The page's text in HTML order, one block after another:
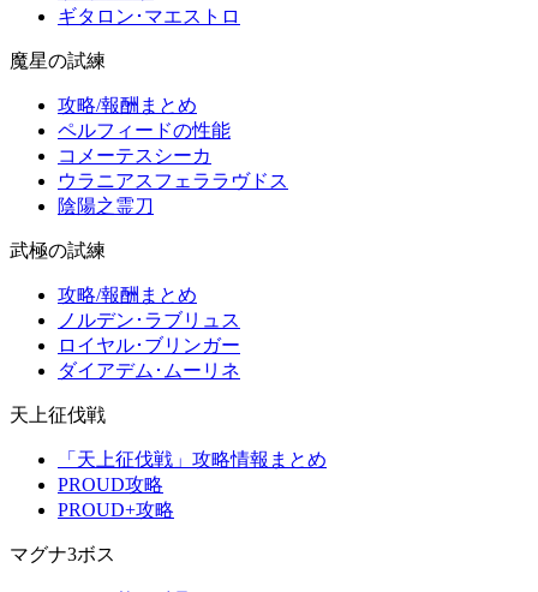
ギタロン･マエストロ
魔星の試練
攻略/報酬まとめ
ペルフィードの性能
コメーテスシーカ
ウラニアスフェララヴドス
陰陽之霊刀
武極の試練
攻略/報酬まとめ
ノルデン･ラブリュス
ロイヤル･ブリンガー
ダイアデム･ムーリネ
天上征伐戦
「天上征伐戦」攻略情報まとめ
PROUD攻略
PROUD+攻略
マグナ3ボス